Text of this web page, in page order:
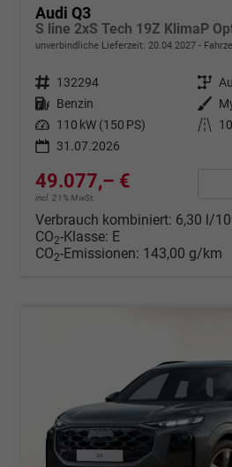
Audi Q3
S line 2xS Tech 19Z KlimaP
unverbindliche Lieferzeit: 20.04.2027
Fahrzeugnr. 132294 Getriebe
Kraftstoff Benzin Außenfarbe
Leistung 110 kW (150 PS) Kilometerstand
31.07.2026
49.077,– €
incl. 21% MwSt.
Verbrauch kombiniert: 6,30 l/
CO2-Klasse: E
CO2-Emissionen: 143,00 g/km